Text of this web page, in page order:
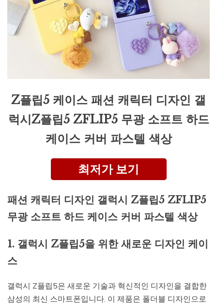
Z플립5 케이스 패션 캐릭터 디자인 갤
럭시Z플립5 ZFLIP5 무광 소프트 하드
케이스 커버 파스텔 색상
최저가 보기
패션 캐릭터 디자인 갤럭시 Z플립5 ZFLIP5
무광 소프트 하드 케이스 커버 파스텔 색상
1. 갤럭시 Z플립5을 위한 새로운 디자인 케이
스
갤럭시 Z플립5은 새로운 기술과 혁신적인 디자인을 결합한
삼성의 최신 스마트폰입니다. 이 제품은 폴더블 디자인으로